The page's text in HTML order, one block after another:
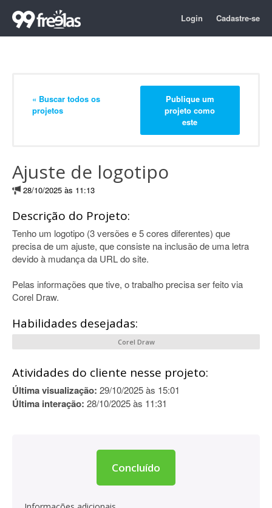
Login Cadastre-se
« Buscar todos os
projetos
Publique um
projeto como
este
Ajuste de logotipo
28/10/2025 às 11:13
Descrição do Projeto:
Tenho um logotipo (3 versões e 5 cores diferentes) que
precisa de um ajuste, que consiste na inclusão de uma letra
devido à mudança da URL do site.
Pelas informações que tive, o trabalho precisa ser feito via
Corel Draw.
Habilidades desejadas:
Corel Draw
Atividades do cliente nesse projeto:
Última visualização: 29/10/2025 às 15:01
Última interação: 28/10/2025 às 11:31
Concluído